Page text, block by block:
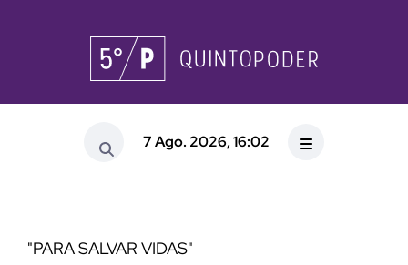
7 Ago. 2026, 16:02
"PARA SALVAR VIDAS"